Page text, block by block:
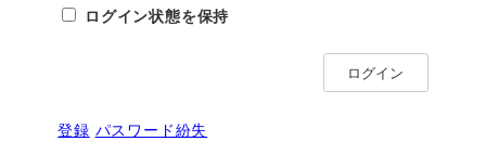
ログイン状態を保持
ログイン
登録 パスワード紛失